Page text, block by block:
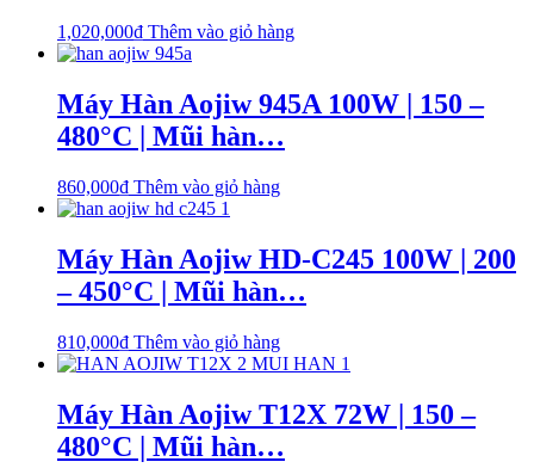
1,020,000₫ Thêm vào giỏ hàng
Máy Hàn Aojiw 945A 100W | 150 –
480°C | Mũi hàn…
860,000₫ Thêm vào giỏ hàng
Máy Hàn Aojiw HD-C245 100W | 200
– 450°C | Mũi hàn…
810,000₫ Thêm vào giỏ hàng
Máy Hàn Aojiw T12X 72W | 150 –
480°C | Mũi hàn…